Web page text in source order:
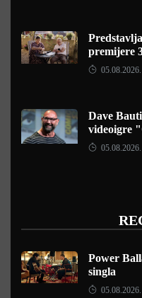
premijere
05.08.2026.
Dave
videoigre
05.08.2026.
Power
singla
05.08.2026.